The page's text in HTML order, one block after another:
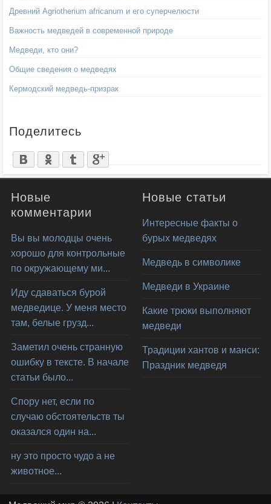
Древний Agriotherium africanum и его суперчелюсти
Важность медведей в современной природе
Медведи, кто они?
Общие сведения о медведях
Кермодский медведь-призрак
Поделитесь
Новые
комментарии
Вы вы молодцы очень
хорошо для контрольные
по окружающему ми...
Иду сдаваться бурой
медведице. У меня место
там, белые грузд...
Заметил очень странную
ошибку в тексте. В начале
статьи было...
Спору нет, если по
случаю обстоятельств ты
оказался один на...
ну это просто чудо а не
животное...
Новые статьи
Интересные факты о
бурых медведях
Медведь в символике
Медведи в Украине
Какие трюки выполняют
медведи
Традиции хантов и манси:
Праздник медведя